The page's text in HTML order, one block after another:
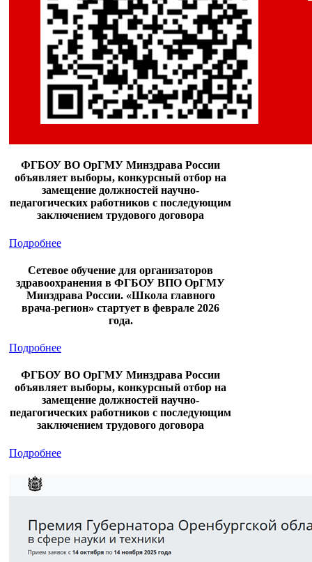
ФГБОУ ВО ОрГМУ Минздрава России
объявляет выборы, конкурсный отбор на
замещение должностей научно-
педагогических работников с последующим
заключением трудового договора
Подробнее
Сетевое обучение для организаторов
здравоохранения в ФГБОУ ВПО ОрГМУ
Минздрава России. «Школа главного
врача-регион» стартует в феврале 2026
года.
Подробнее
ФГБОУ ВО ОрГМУ Минздрава России
объявляет выборы, конкурсный отбор на
замещение должностей научно-
педагогических работников с последующим
заключением трудового договора
Подробнее